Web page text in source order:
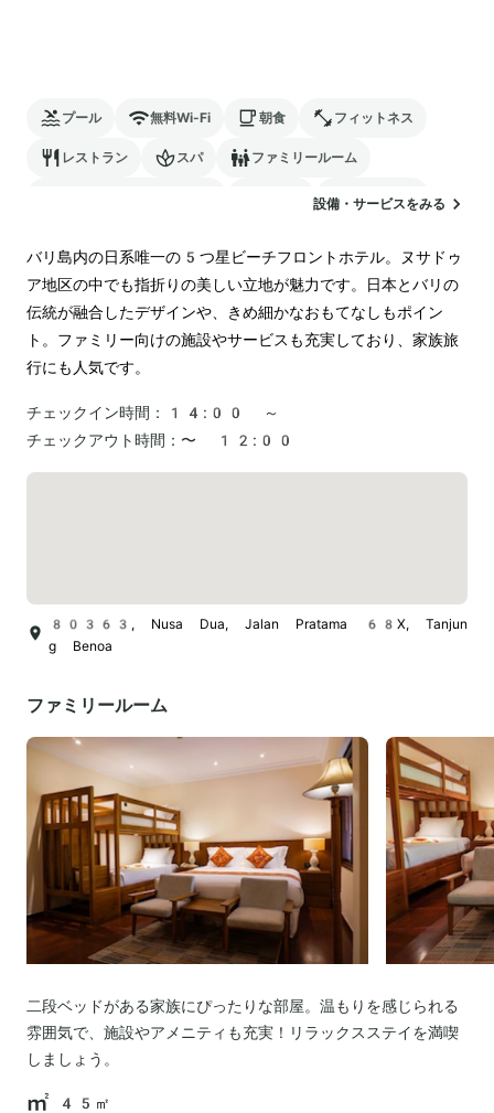
プール 無料Wi-Fi 朝食 フィットネス
レストラン スパ ファミリールーム
ランドリー
設備・サービスをみる
バリ島内の日系唯一の5つ星ビーチフロントホテル。ヌサドゥ
ア地区の中でも指折りの美しい立地が魅力です。日本とバリの
伝統が融合したデザインや、きめ細かなおもてなしもポイン
ト。ファミリー向けの施設やサービスも充実しており、家族旅
行にも人気です。
チェックイン時間：
14:00 ～
チェックアウト時間： 〜 12:00
80363, Nusa Dua, Jalan Pratama 68X, Tanjun
g Benoa
ファミリールーム
二段ベッドがある家族にぴったりな部屋。温もりを感じられる
雰囲気で、施設やアメニティも充実！リラックスステイを満喫
しましょう。
45㎡